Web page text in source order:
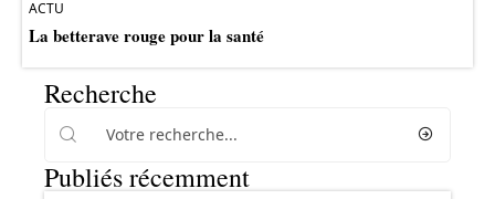
ACTU
La betterave rouge pour la santé
Recherche
Publiés récemment